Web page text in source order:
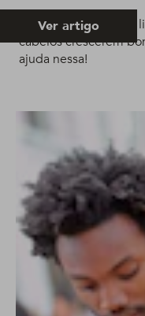
É preciso seguir
cabelos crescerem
ajuda nessa!
Ver artigo